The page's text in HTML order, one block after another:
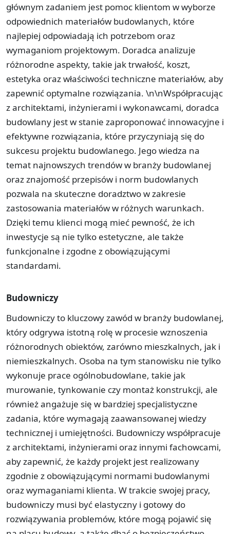
głównym zadaniem jest pomoc klientom w wyborze
odpowiednich materiałów budowlanych, które
najlepiej odpowiadają ich potrzebom oraz
wymaganiom projektowym. Doradca analizuje
różnorodne aspekty, takie jak trwałość, koszt,
estetyka oraz właściwości techniczne materiałów, aby
zapewnić optymalne rozwiązania. \n\nWspółpracując
z architektami, inżynierami i wykonawcami, doradca
budowlany jest w stanie zaproponować innowacyjne i
efektywne rozwiązania, które przyczyniają się do
sukcesu projektu budowlanego. Jego wiedza na
temat najnowszych trendów w branży budowlanej
oraz znajomość przepisów i norm budowlanych
pozwala na skuteczne doradztwo w zakresie
zastosowania materiałów w różnych warunkach.
Dzięki temu klienci mogą mieć pewność, że ich
inwestycje są nie tylko estetyczne, ale także
funkcjonalne i zgodne z obowiązującymi
standardami.
Budowniczy
Budowniczy to kluczowy zawód w branży budowlanej,
który odgrywa istotną rolę w procesie wznoszenia
różnorodnych obiektów, zarówno mieszkalnych, jak i
niemieszkalnych. Osoba na tym stanowisku nie tylko
wykonuje prace ogólnobudowlane, takie jak
murowanie, tynkowanie czy montaż konstrukcji, ale
również angażuje się w bardziej specjalistyczne
zadania, które wymagają zaawansowanej wiedzy
technicznej i umiejętności. Budowniczy współpracuje
z architektami, inżynierami oraz innymi fachowcami,
aby zapewnić, że każdy projekt jest realizowany
zgodnie z obowiązującymi normami budowlanymi
oraz wymaganiami klienta. W trakcie swojej pracy,
budowniczy musi być elastyczny i gotowy do
rozwiązywania problemów, które mogą pojawić się